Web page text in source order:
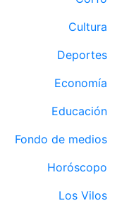
Cultura
Deportes
Economía
Educación
Fondo de medios
Horóscopo
Los Vilos